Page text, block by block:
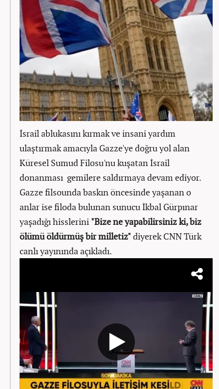
İsrail ablukasını kırmak ve insani yardım
ulaştırmak amacıyla Gazze'ye doğru yol alan
Küresel Sumud Filosu'nu kuşatan İsrail
donanması gemilere saldırmaya devam ediyor.
Gazze filsounda baskın öncesinde yaşanan o
anlar ise filoda bulunan sunucu İkbal Gürpınar
yaşadığı hisslerini "Bize ne yapabilirsiniz ki, biz
ölümü öldürmüş bir milletiz" diyerek CNN Türk
canlı yayınında açıkladı.